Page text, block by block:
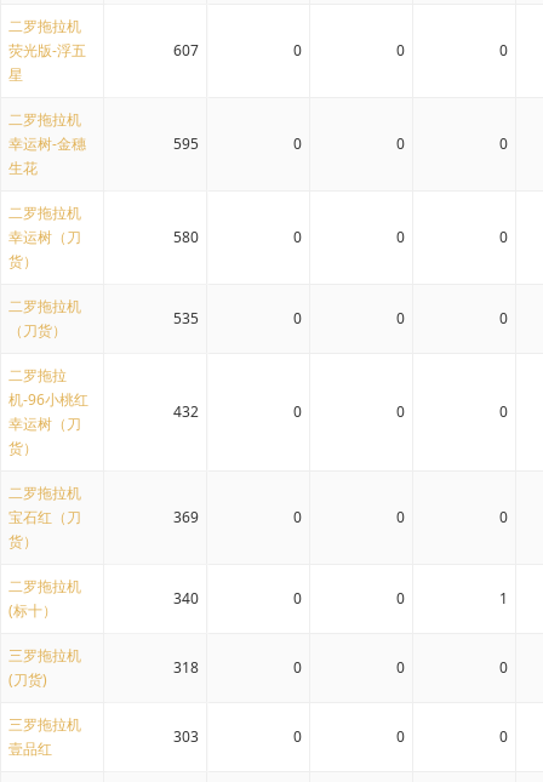
二罗拖拉机
荧光版-浮五
星
607 0 0 0
二罗拖拉机
幸运树-金穗
生花
595 0 0 0
二罗拖拉机
幸运树（刀
货）
580 0 0 0
二罗拖拉机
（刀货）
535 0 0 0
二罗拖拉
机-96小桃红
幸运树（刀
货）
432 0 0 0
二罗拖拉机
宝石红（刀
货）
369 0 0 0
二罗拖拉机
(标十）
340 0 0 1
三罗拖拉机
(刀货)
318 0 0 0
三罗拖拉机
壹品红
303 0 0 0